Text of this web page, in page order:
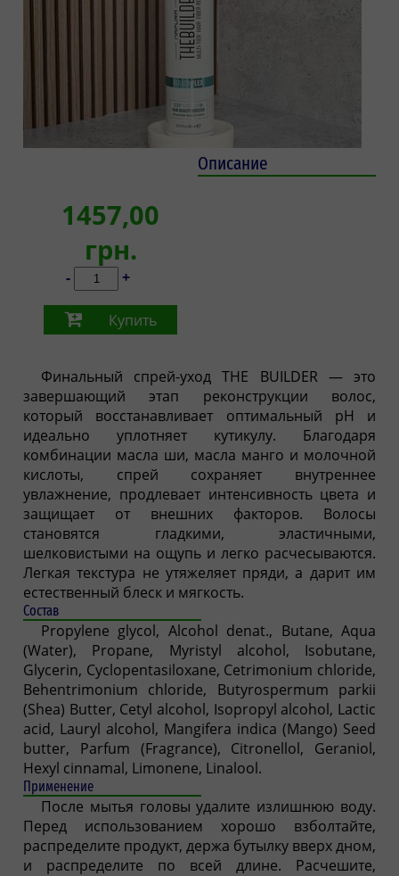
1457,00
грн.
- +
Купить
Описание
Финальный спрей-уход THE BUILDER — это
завершающий этап реконструкции волос,
который восстанавливает оптимальный pH и
идеально уплотняет кутикулу. Благодаря
комбинации масла ши, масла манго и молочной
кислоты, спрей сохраняет внутреннее
увлажнение, продлевает интенсивность цвета и
защищает от внешних факторов. Волосы
становятся гладкими, эластичными,
шелковистыми на ощупь и легко расчесываются.
Легкая текстура не утяжеляет пряди, а дарит им
естественный блеск и мягкость.
Состав
Propylene glycol, Alcohol denat., Butane, Aqua
(Water), Propane, Myristyl alcohol, Isobutane,
Glycerin, Cyclopentasiloxane, Cetrimonium chloride,
Behentrimonium chloride, Butyrospermum parkii
(Shea) Butter, Cetyl alcohol, Isopropyl alcohol, Lactic
acid, Lauryl alcohol, Mangifera indica (Mango) Seed
butter, Parfum (Fragrance), Citronellol, Geraniol,
Hexyl cinnamal, Limonene, Linalool.
Применение
После мытья головы удалите излишнюю воду.
Перед использованием хорошо взболтайте,
распределите продукт, держа бутылку вверх дном,
и распределите по всей длине. Расчешите,